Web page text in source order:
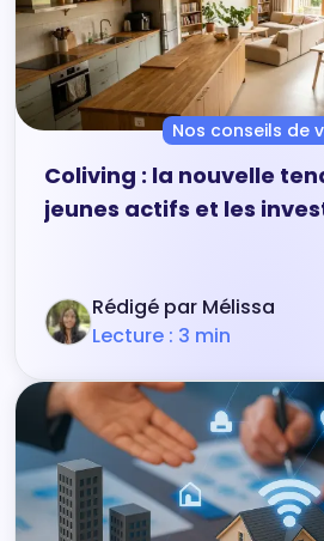
Nos conseils de
Coliving : la nouvelle
jeunes actifs et les
Rédigé par Mélissa
Lecture : 3 min